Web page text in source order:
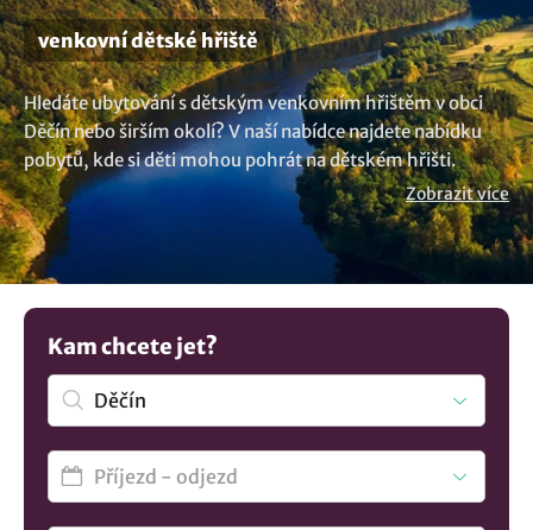
venkovní dětské hřiště
Hledáte ubytování s dětským venkovním hřištěm v obci
Děčín nebo širším okolí? V naší nabídce najdete nabídku
pobytů, kde si děti mohou pohrát na dětském hřišti.
Zaručené bezpečné prostředí se spoustou zábavy pro vaše
ratolesti poskytne zahrada s prolézačkami, písvkoště či
houpačkami a rodičům tak kýžená chvíle klidu. Mrkněte
na seznam ubytování v lokalitě Děčín s dětským hřištěm,
kde byste mohli strávit dovolenou. Není to co hledáte?
Prohlédněte si všechna
Zobrazit více
Kam chcete jet?